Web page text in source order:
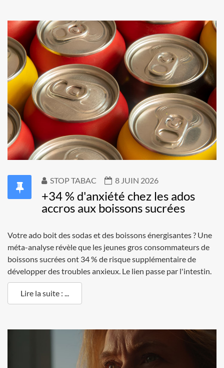
STOP TABAC 8 JUIN 2026
+34 % d'anxiété chez les ados
accros aux boissons sucrées
Votre ado boit des sodas et des boissons énergisantes ? Une
méta-analyse révèle que les jeunes gros consommateurs de
boissons sucrées ont 34 % de risque supplémentaire de
développer des troubles anxieux. Le lien passe par l'intestin.
Lire la suite : ...